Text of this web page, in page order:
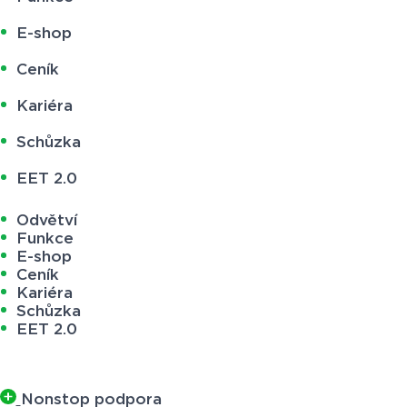
E-shop
Ceník
Kariéra
Schůzka
EET 2.0
Odvětví
Funkce
E-shop
Ceník
Kariéra
Schůzka
EET 2.0
Nonstop podpora